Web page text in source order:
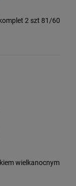
2 szt 81/60
wielkanocnym